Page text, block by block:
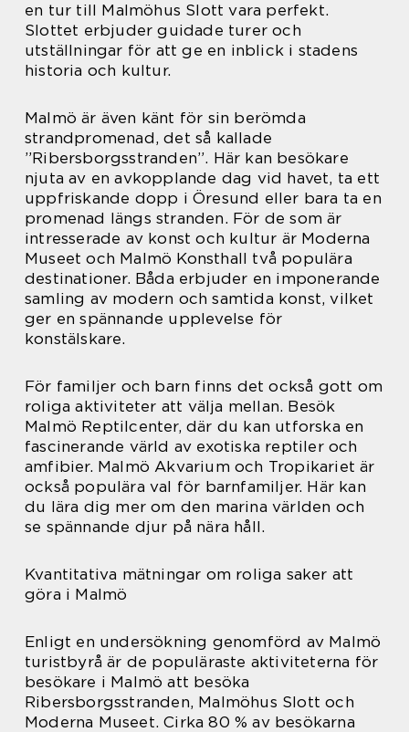
en tur till Malmöhus Slott vara perfekt.
Slottet erbjuder guidade turer och
utställningar för att ge en inblick i stadens
historia och kultur.
Malmö är även känt för sin berömda
strandpromenad, det så kallade
”Ribersborgsstranden”. Här kan besökare
njuta av en avkopplande dag vid havet, ta ett
uppfriskande dopp i Öresund eller bara ta en
promenad längs stranden. För de som är
intresserade av konst och kultur är Moderna
Museet och Malmö Konsthall två populära
destinationer. Båda erbjuder en imponerande
samling av modern och samtida konst, vilket
ger en spännande upplevelse för
konstälskare.
För familjer och barn finns det också gott om
roliga aktiviteter att välja mellan. Besök
Malmö Reptilcenter, där du kan utforska en
fascinerande värld av exotiska reptiler och
amfibier. Malmö Akvarium och Tropikariet är
också populära val för barnfamiljer. Här kan
du lära dig mer om den marina världen och
se spännande djur på nära håll.
Kvantitativa mätningar om roliga saker att
göra i Malmö
Enligt en undersökning genomförd av Malmö
turistbyrå är de populäraste aktiviteterna för
besökare i Malmö att besöka
Ribersborgsstranden, Malmöhus Slott och
Moderna Museet. Cirka 80 % av besökarna